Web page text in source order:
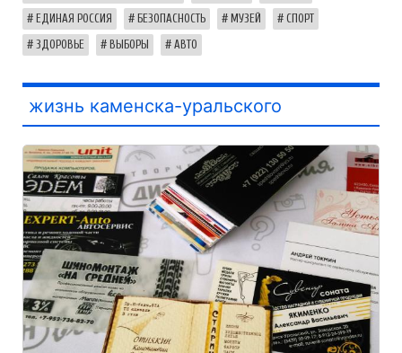
ЕДИНАЯ РОССИЯ БЕЗОПАСНОСТЬ МУЗЕЙ СПОРТ
ЗДОРОВЬЕ ВЫБОРЫ АВТО
жизнь каменска-уральского